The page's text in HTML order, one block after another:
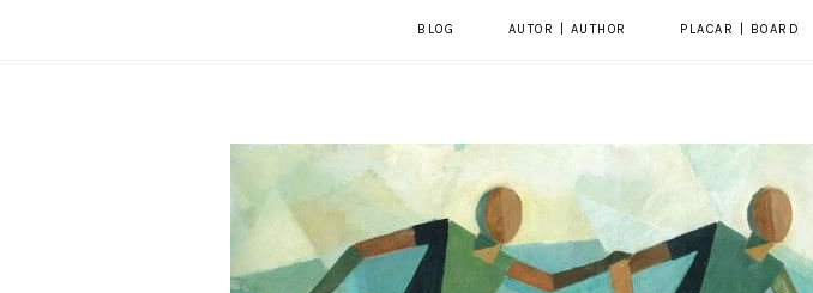
BLOG AUTOR | AUTHOR PLACAR | BOARD